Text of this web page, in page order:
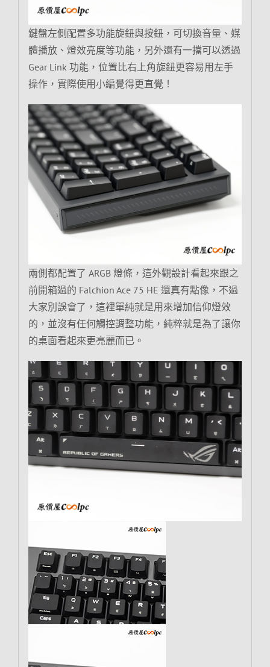
鍵盤左側配置多功能旋鈕與按鈕，可切換音量、媒
體播放、燈效亮度等功能，另外還有一擋可以透過
Gear Link 功能，位置比右上角旋鈕更容易用左手
操作，實際使用小編覺得更直覺！
兩側都配置了 ARGB 燈條，這外觀設計看起來跟之
前開箱過的 Falchion Ace 75 HE 還真有點像，不過
大家別誤會了，這裡單純就是用來增加信仰燈效
的，並沒有任何觸控調整功能，純粹就是為了讓你
的桌面看起來更亮麗而已。